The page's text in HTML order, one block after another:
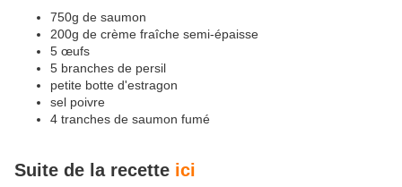
750g de saumon
200g de crème fraîche semi-épaisse
5 œufs
5 branches de persil
petite botte d'estragon
sel poivre
4 tranches de saumon fumé
Suite de la recette ici